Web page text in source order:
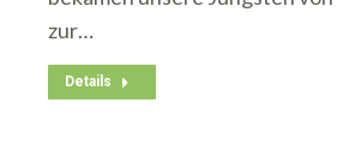
zur…
Details